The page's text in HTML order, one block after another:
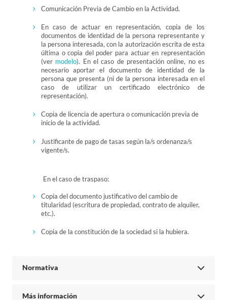
Comunicación Previa de Cambio en la Actividad.
En caso de actuar en representación, copia de los
documentos de identidad de la persona representante y
la persona interesada, con la autorización escrita de esta
última o copia del poder para actuar en representación
(ver modelo). En el caso de presentación online, no es
necesario aportar el documento de identidad de la
persona que presenta (ni de la persona interesada en el
caso de utilizar un certificado electrónico de
representación).
Copia de licencia de apertura o comunicación previa de
inicio de la actividad.
Justificante de pago de tasas según la/s ordenanza/s
vigente/s.
En el caso de traspaso:
Copia del documento justificativo del cambio de
titularidad (escritura de propiedad, contrato de alquiler,
etc.).
Copia de la constitución de la sociedad si la hubiera.
Normativa
Más información